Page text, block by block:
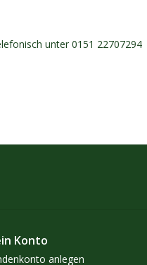
unter 0151 22707294
Konto
anlegen